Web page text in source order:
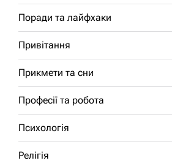
Поради та лайфхаки
Привітання
Прикмети та сни
Професії та робота
Психологія
Релігія